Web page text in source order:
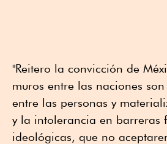
"Reitero la convicción de
muros entre las naciones
entre las personas y
y la intolerancia en barreras
ideológicas, que no